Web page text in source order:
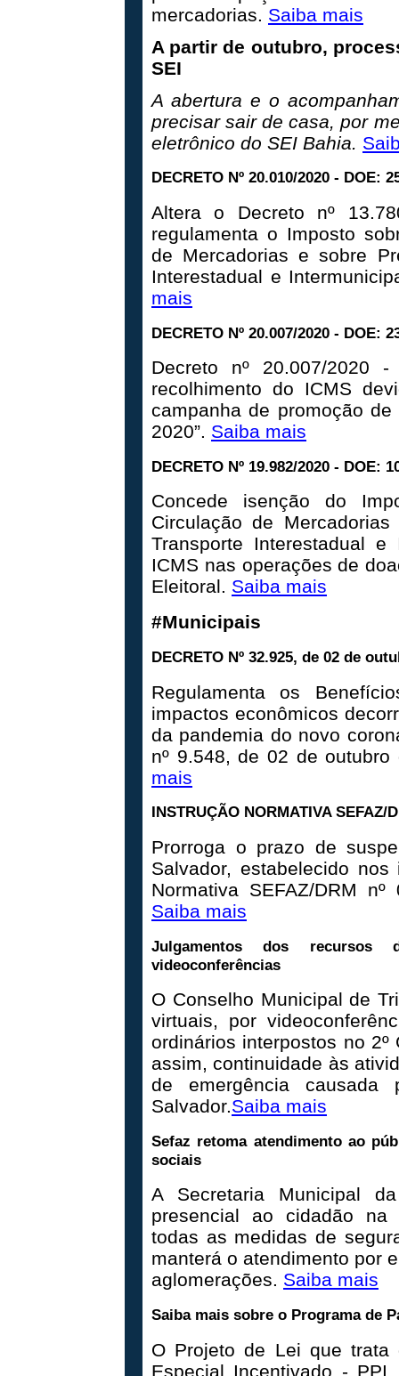
mercadorias. Saiba mais
A partir de outubro,
SEI
A abertura e o
precisar sair de casa, por
eletrônico do SEI Bahia.
DECRETO Nº 20.010/2020 - DOE:
Altera o Decreto nº
regulamenta o Imposto
de Mercadorias e sobre
Interestadual e
mais
DECRETO Nº 20.007/2020 - DOE:
Decreto nº 20.007/2020
recolhimento do ICMS
campanha de promoção
2020”. Saiba mais
DECRETO Nº 19.982/2020 - DOE:
Concede isenção do
Circulação de
Transporte Interestadual
ICMS nas operações de
Eleitoral. Saiba mais
#Municipais
DECRETO Nº 32.925, de 02 de
Regulamenta os
impactos econômicos
da pandemia do novo
nº 9.548, de 02 de
mais
INSTRUÇÃO NORMATIVA SEFAZ/
Prorroga o prazo de
Salvador, estabelecido
Normativa SEFAZ/DRM
Saiba mais
Julgamentos dos recursos
videoconferências
O Conselho Municipal de
virtuais, por
ordinários interpostos no
assim, continuidade às
de emergência causada
Salvador.Saiba mais
Sefaz retoma atendimento ao
sociais
A Secretaria Municipal
presencial ao cidadão na
todas as medidas de
manterá o atendimento por
aglomerações. Saiba mais
Saiba mais sobre o Programa de
O Projeto de Lei que trata
Especial Incentivado -